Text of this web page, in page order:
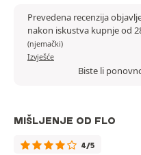
Prevedena recenzija
nakon iskustva kupnje od
(njemački)
Izvješće
Biste li
MIŠLJENJE OD FLO
4/5